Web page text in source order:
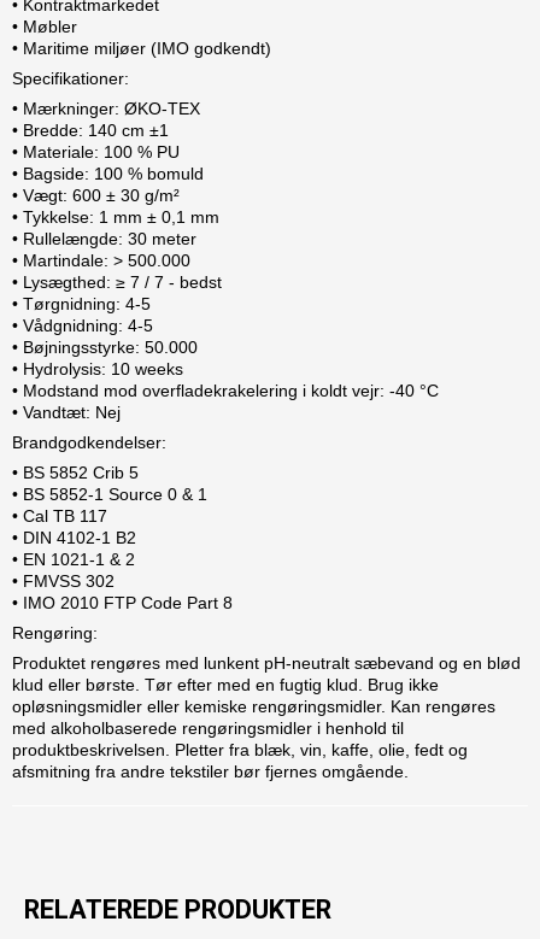
• Kontraktmarkedet
• Møbler
• Maritime miljøer (IMO godkendt)
Specifikationer:
• Mærkninger: ØKO-TEX
• Bredde: 140 cm ±1
• Materiale: 100 % PU
• Bagside: 100 % bomuld
• Vægt: 600 ± 30 g/m²
• Tykkelse: 1 mm ± 0,1 mm
• Rullelængde: 30 meter
• Martindale: > 500.000
• Lysægthed: ≥ 7 / 7 - bedst
• Tørgnidning: 4-5
• Vådgnidning: 4-5
• Bøjningsstyrke: 50.000
• Hydrolysis: 10 weeks
• Modstand mod overfladekrakelering i koldt vejr: -40 °C
• Vandtæt: Nej
Brandgodkendelser:
• BS 5852 Crib 5
• BS 5852-1 Source 0 & 1
• Cal TB 117
• DIN 4102-1 B2
• EN 1021-1 & 2
• FMVSS 302
• IMO 2010 FTP Code Part 8
Rengøring:
Produktet rengøres med lunkent pH-neutralt sæbevand og en blød
klud eller børste. Tør efter med en fugtig klud. Brug ikke
opløsningsmidler eller kemiske rengøringsmidler. Kan rengøres
med alkoholbaserede rengøringsmidler i henhold til
produktbeskrivelsen. Pletter fra blæk, vin, kaffe, olie, fedt og
afsmitning fra andre tekstiler bør fjernes omgående.
RELATEREDE PRODUKTER